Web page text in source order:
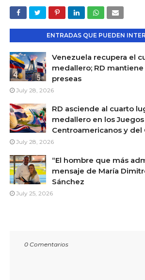
ENTRADAS QUE PUEDEN
Venezuela recupera el
medallero; RD
preseas
July 28, 2026
RD asciende al cuarto
medallero en los Juegos
Centroamericanos y del
July 28, 2026
“El hombre que más
mensaje de María
Sánchez
July 25, 2026
0 Comentarios